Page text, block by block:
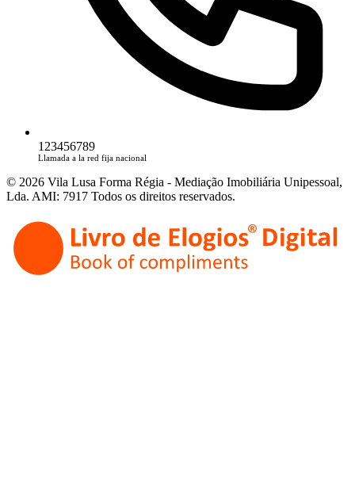
123456789
Llamada a la red fija nacional
© 2026 Vila Lusa Forma Régia - Mediação Imobiliária Unipessoal,
Lda. AMI: 7917 Todos os direitos reservados.